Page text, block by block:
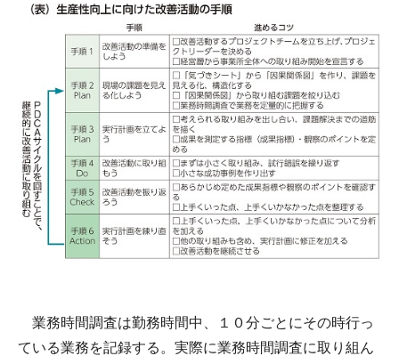
業務時間調査は勤務時間中、１０分ごとにその時行っ
ている業務を記録する。実際に業務時間調査に取り組ん